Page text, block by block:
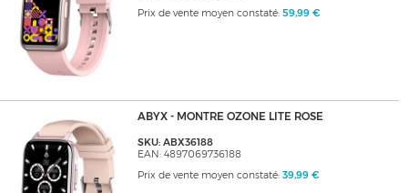
Prix de vente moyen constaté: 59,99 €
ABYX - MONTRE OZONE LITE ROSE
SKU: ABX36188
EAN: 4897069736188
Prix de vente moyen constaté: 39,99 €